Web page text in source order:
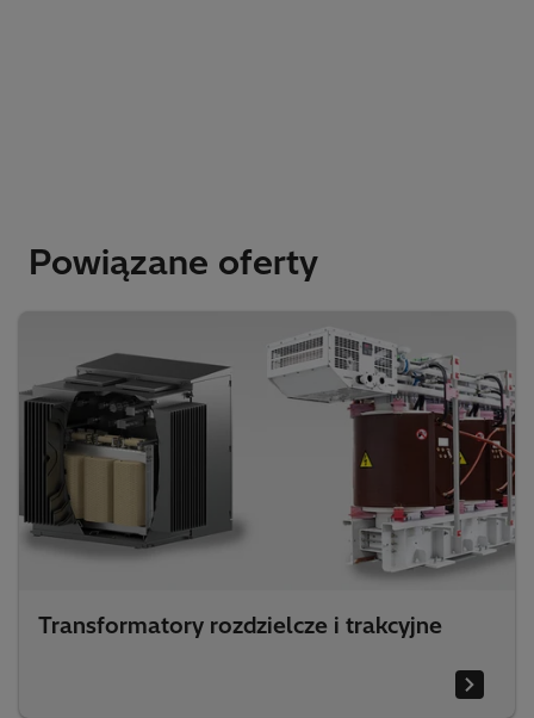
Powiązane oferty
Transformatory rozdzielcze i trakcyjne